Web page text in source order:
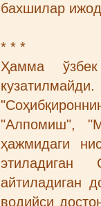
бахшилар
* * *
Ҳамма
"Алпомиш",
ҳажмидаги
этиладиган
айтиладиган
водийси